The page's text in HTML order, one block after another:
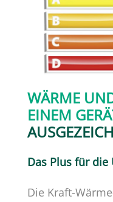
WÄRME
EINEM
Das Plus für die
Die Kraft-